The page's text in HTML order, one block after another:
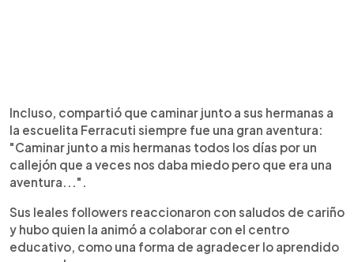
Incluso, compartió que caminar junto a sus hermanas a
la escuelita Ferracuti siempre fue una gran aventura:
"Caminar junto a mis hermanas todos los días por un
callejón que a veces nos daba miedo pero que era una
aventura...".
Sus leales followers reaccionaron con saludos de cariño
y hubo quien la animó a colaborar con el centro
educativo, como una forma de agradecer lo aprendido